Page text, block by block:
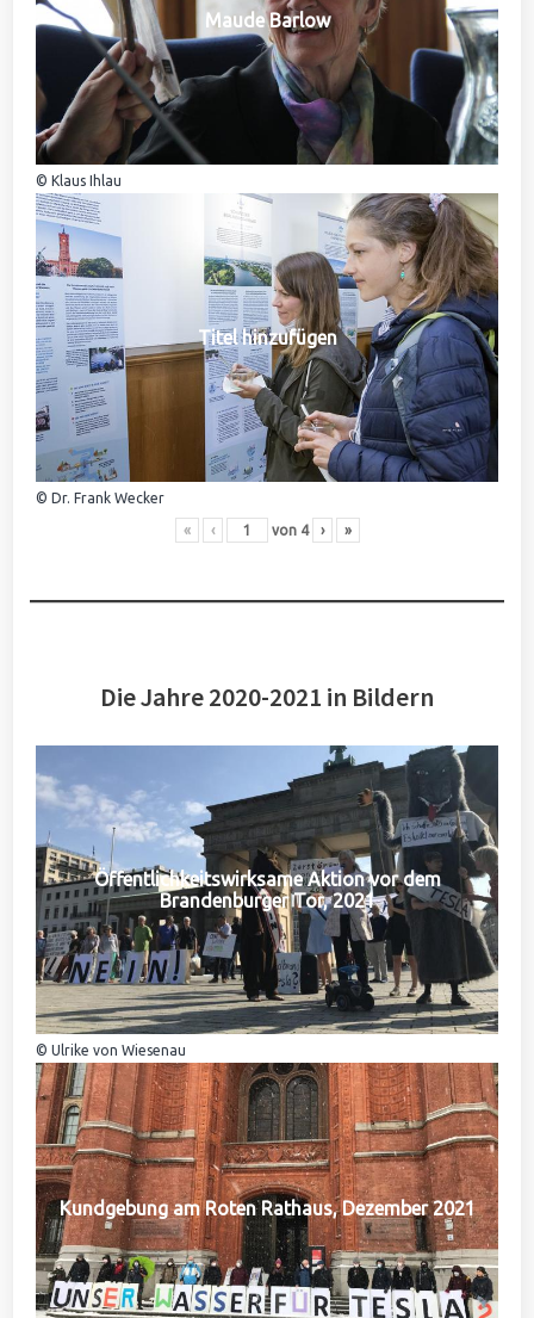
Maude Barlow
© Klaus Ihlau
Titel hinzufügen
© Dr. Frank Wecker
« ‹ von 4 › »
Die Jahre 2020-2021 in Bildern
Öffentlichkeitswirksame Aktion vor dem
Brandenburger Tor, 2021
© Ulrike von Wiesenau
Kundgebung am Roten Rathaus, Dezember 2021